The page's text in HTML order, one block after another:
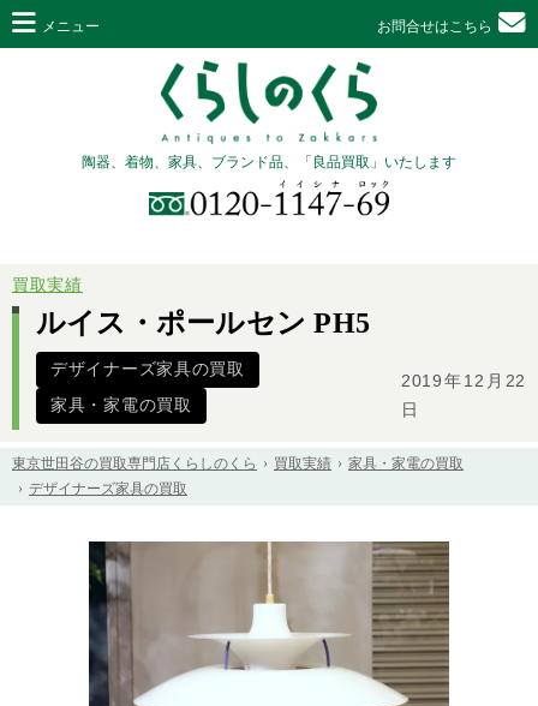
メニュー お問合せはこちら
陶器、着物、家具、ブランド品、「良品買取」いたします
買取実績
ルイス・ポールセン PH5
デザイナーズ家具の買取
家具・家電の買取
2019年12月22
日
東京世田谷の買取専門店くらしのくら 買取実績
家具・家電の買取
デザイナーズ家具の買取